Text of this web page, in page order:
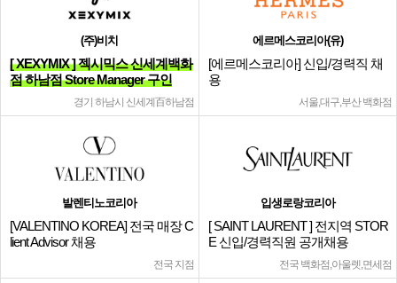
(주)비치
[ XEXYMIX ] 젝시믹스 신세계백화
점 하남점 Store Manager 구인
경기 하남시 신세계百하남점
에르메스코리아(유)
[에르메스코리아] 신입/경력직 채
용
서울,대구,부산 백화점
발렌티노코리아
[VALENTINO KOREA] 전국 매장 C
lient Advisor 채용
전국 지점
입생로랑코리아
[ SAINT LAURENT ] 전지역 STOR
E 신입/경력직원 공개채용
전국 백화점,아울렛,면세점